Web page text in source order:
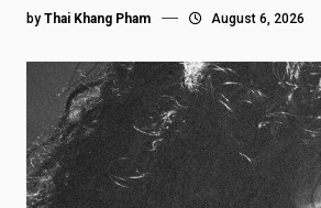
by Thai Khang Pham August 6, 2026